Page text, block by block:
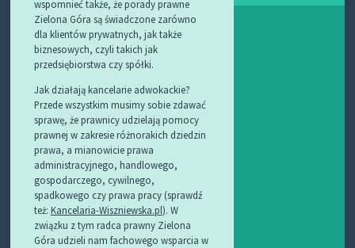
wspomnieć także, że porady prawne
Zielona Góra są świadczone zarówno
dla klientów prywatnych, jak także
biznesowych, czyli takich jak
przedsiębiorstwa czy spółki.
Jak działają kancelarie adwokackie?
Przede wszystkim musimy sobie zdawać
sprawę, że prawnicy udzielają pomocy
prawnej w zakresie różnorakich dziedzin
prawa, a mianowicie prawa
administracyjnego, handlowego,
gospodarczego, cywilnego,
spadkowego czy prawa pracy (sprawdź
też: Kancelaria-Wiszniewska.pl). W
związku z tym radca prawny Zielona
Góra udzieli nam fachowego wsparcia w